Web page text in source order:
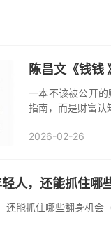
陈昌文《钱钱
一本不该被公开
指南，而是财富认
2026-02-26
人，还能抓住哪
能抓住哪些翻身机会（